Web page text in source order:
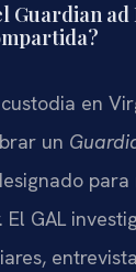
Guardian
en
un
GAL